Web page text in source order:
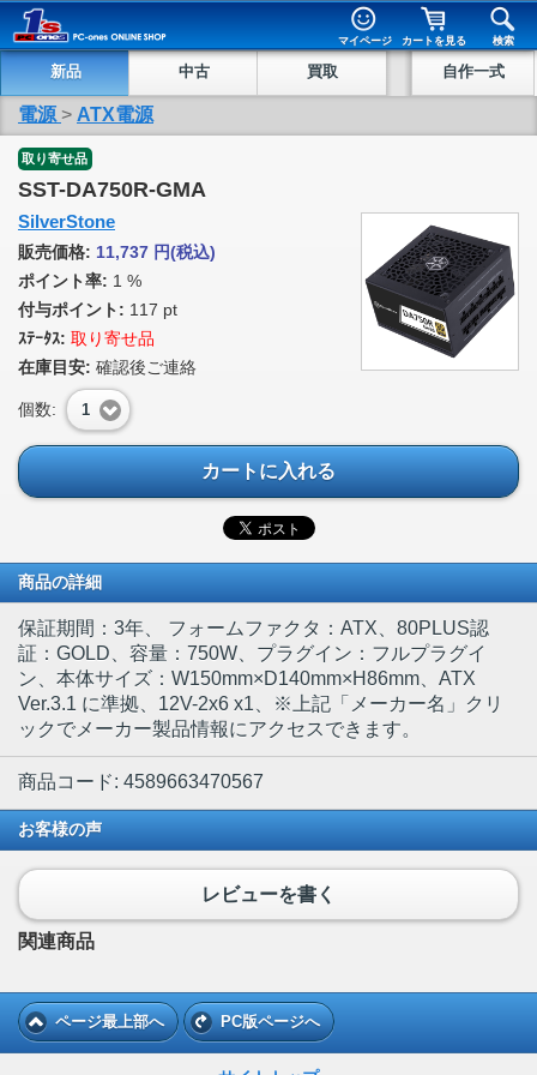
マイページ カートを見る 検索
新品 中古 買取 自作一式
電源 > ATX電源
取り寄せ品
SST-DA750R-GMA
SilverStone
販売価格: 11,737 円(税込)
ポイント率: 1 %
付与ポイント: 117 pt
ｽﾃｰﾀｽ: 取り寄せ品
在庫目安: 確認後ご連絡
個数: 1
カートに入れる
商品の詳細
保証期間：3年、 フォームファクタ：ATX、80PLUS認
証：GOLD、容量：750W、プラグイン：フルプラグイ
ン、本体サイズ：W150mm×D140mm×H86mm、ATX
Ver.3.1 に準拠、12V-2x6 x1、※上記「メーカー名」クリ
ックでメーカー製品情報にアクセスできます。
商品コード: 4589663470567
お客様の声
レビューを書く
関連商品
ページ最上部へ PC版ページへ